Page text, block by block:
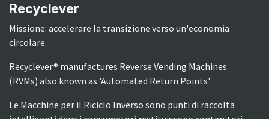
Recyclever
Missione: accelerare la transizione verso un'economia
circolare.
Recyclever® manufactures Reverse Vending Machines
(RVMs) also known as 'Automated Return Points'.
Le Macchine per il Riciclo Inverso sono punti di raccolta